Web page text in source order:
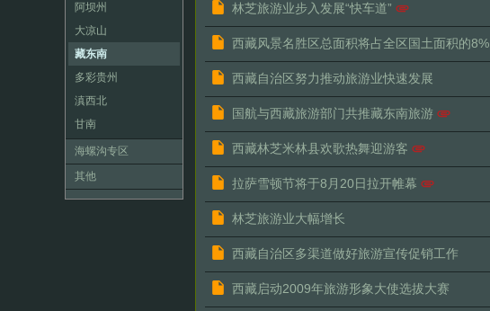
阿坝州
大凉山
藏东南
多彩贵州
滇西北
甘南
海螺沟专区
其他
林芝旅游业步入发展“快车道”
西藏风景名胜区总面积将占全区国土面积的8%
西藏自治区努力推动旅游业快速发展
国航与西藏旅游部门共推藏东南旅游
西藏林芝米林县欢歌热舞迎游客
拉萨雪顿节将于8月20日拉开帷幕
林芝旅游业大幅增长
西藏自治区多渠道做好旅游宣传促销工作
西藏启动2009年旅游形象大使选拔大赛